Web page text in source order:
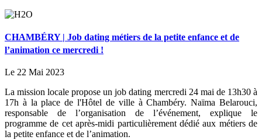
CHAMBÉRY | Job dating métiers de la petite enfance et de
l’animation ce mercredi !
Le 22 Mai 2023
La mission locale propose un job dating mercredi 24 mai de 13h30 à
17h à la place de l'Hôtel de ville à Chambéry. Naïma Belarouci,
responsable de l’organisation de l’événement, explique le
programme de cet après-midi particulièrement dédié aux métiers de
la petite enfance et de l’animation.